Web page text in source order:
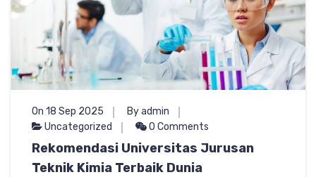
On 18 Sep 2025
By admin
Uncategorized
0 Comments
Rekomendasi Universitas Jurusan
Teknik Kimia Terbaik Dunia